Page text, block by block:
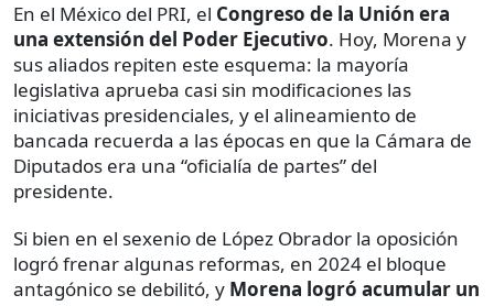
En el México del PRI, el Congreso de la Unión era
una extensión del Poder Ejecutivo. Hoy, Morena y
sus aliados repiten este esquema: la mayoría
legislativa aprueba casi sin modificaciones las
iniciativas presidenciales, y el alineamiento de
bancada recuerda a las épocas en que la Cámara de
Diputados era una “oficialía de partes” del
presidente.
Si bien en el sexenio de López Obrador la oposición
logró frenar algunas reformas, en 2024 el bloque
antagónico se debilitó, y Morena logró acumular un